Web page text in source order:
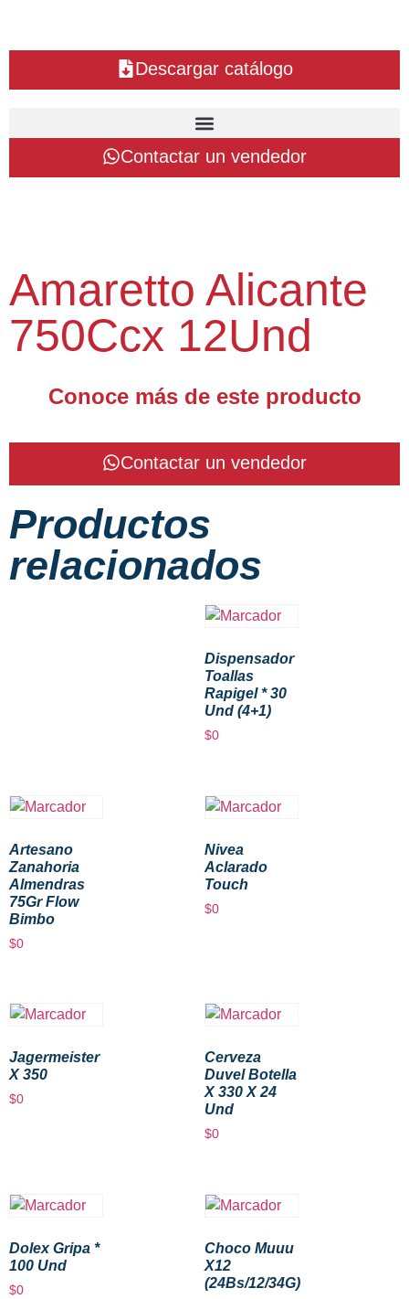
Descargar catálogo
Contactar un vendedor
Amaretto Alicante
750Ccx 12Und
Conoce más de este producto
Contactar un vendedor
Productos
relacionados
Dispensador
Toallas
Rapigel * 30
Und (4+1)
$0
Artesano
Zanahoria
Almendras
75Gr Flow
Bimbo
$0
Nivea
Aclarado
Touch
$0
Jagermeister
X 350
$0
Cerveza
Duvel Botella
X 330 X 24
Und
$0
Dolex Gripa *
100 Und
$0
Choco Muuu
X12
(24Bs/12/34G)